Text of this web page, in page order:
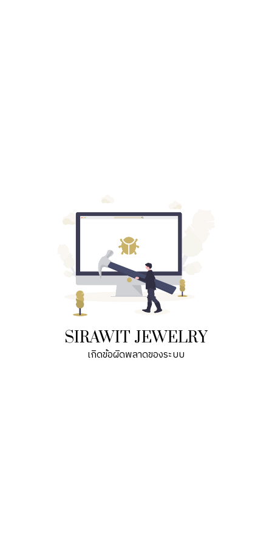
SIRAWIT JEWELRY
เกิดข้อผิดพลาดของระบบ